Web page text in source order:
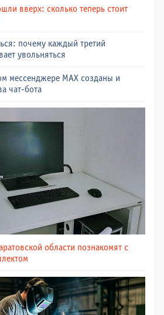
вверх: сколько теперь стоит
почему каждый третий
увольняться
мессенджере МАХ созданы и
чат-бота
области познакомят с